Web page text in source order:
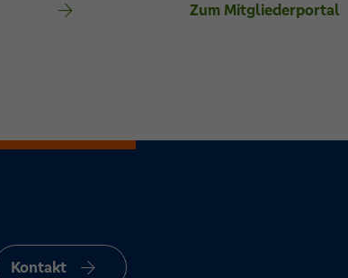
Zum Mitgliederportal
Kontakt